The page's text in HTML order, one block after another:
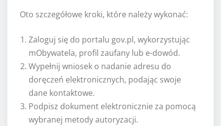
Oto szczegółowe kroki, które należy wykonać:
Zaloguj się do portalu gov.pl, wykorzystując
mObywatela, profil zaufany lub e-dowód.
Wypełnij wniosek o nadanie adresu do
doręczeń elektronicznych, podając swoje
dane kontaktowe.
Podpisz dokument elektronicznie za pomocą
wybranej metody autoryzacji.